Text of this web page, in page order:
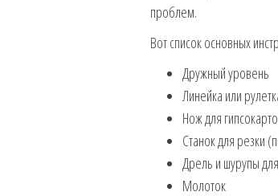
проблем.
Вот список основных
Дружный уровень
Линейка или
Нож для
Станок для резки
Дрель и шурупы
Молоток